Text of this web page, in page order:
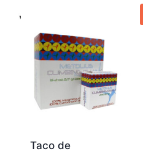
Taco de